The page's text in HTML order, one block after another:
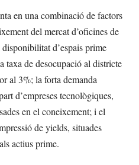
en una combinació de factors
del mercat d’oficines de
d’espais prime
taxa de desocupació al districte
al 3%; la forta demanda
d’empreses tecnològiques,
en el coneixement; i el
de yields, situades
actius prime.